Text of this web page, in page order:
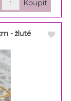
- žluté